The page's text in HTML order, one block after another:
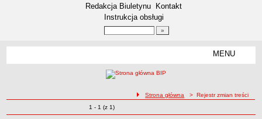
Redakcja Biuletynu
Kontakt
Instrukcja obsługi
MENU
ścieżka nawigacji
Strona główna > Rejestr zmian treści
Zmiany o pozycjach
1 - 1 (z 1)